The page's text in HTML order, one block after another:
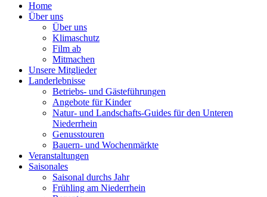
Home
Über uns
Über uns
Klimaschutz
Film ab
Mitmachen
Unsere Mitglieder
Landerlebnisse
Betriebs- und Gästeführungen
Angebote für Kinder
Natur- und Landschafts-Guides für den Unteren
Niederrhein
Genusstouren
Bauern- und Wochenmärkte
Veranstaltungen
Saisonales
Saisonal durchs Jahr
Frühling am Niederrhein